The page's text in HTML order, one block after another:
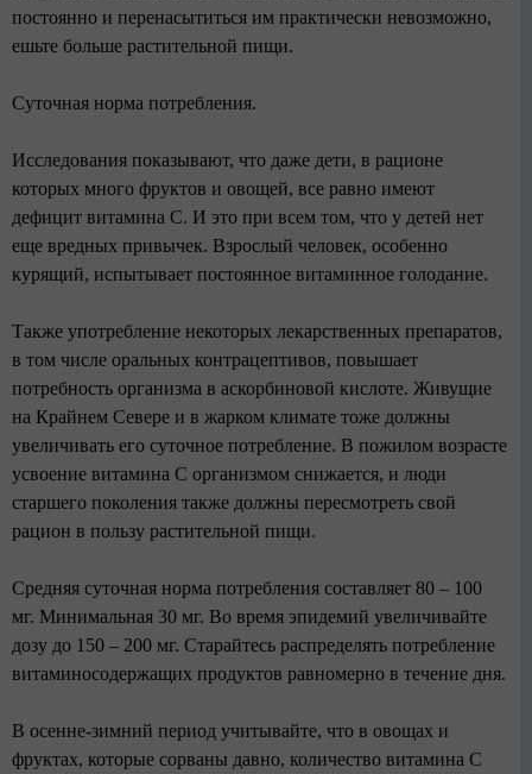
постоянно и перенасытиться им практически невозможно,
ешьте больше растительной пищи.
Суточная норма потребления.
Исследования показывают, что даже дети, в рационе
которых много фруктов и овощей, все равно имеют
дефицит витамина С. И это при всем том, что у детей нет
еще вредных привычек. Взрослый человек, особенно
курящий, испытывает постоянное витаминное голодание.
Также употребление некоторых лекарственных препаратов,
в том числе оральных контрацептивов, повышает
потребность организма в аскорбиновой кислоте. Живущие
на Крайнем Севере и в жарком климате тоже должны
увеличивать его суточное потребление. В пожилом возрасте
усвоение витамина С организмом снижается, и люди
старшего поколения также должны пересмотреть свой
рацион в пользу растительной пищи.
Средняя суточная норма потребления составляет 80 – 100
мг. Минимальная 30 мг. Во время эпидемий увеличивайте
дозу до 150 – 200 мг. Старайтесь распределять потребление
витаминосодержащих продуктов равномерно в течение дня.
В осенне-зимний период учитывайте, что в овощах и
фруктах, которые сорваны давно, количество витамина С